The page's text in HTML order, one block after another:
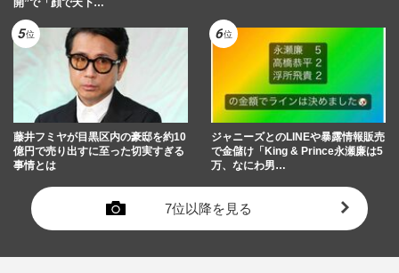
開”で「顔で天下…
藤井フミヤが目黒区内の豪邸を約10
億円で売り出すに至った切実すぎる
事情とは
ジャニーズとのLINEや暴露情報販売
で金儲け「King & Prince永瀬廉は5
万、なにわ男…
7位以降を見る